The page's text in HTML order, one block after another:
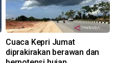
Cuaca Kepri Jumat
diprakirakan berawan dan